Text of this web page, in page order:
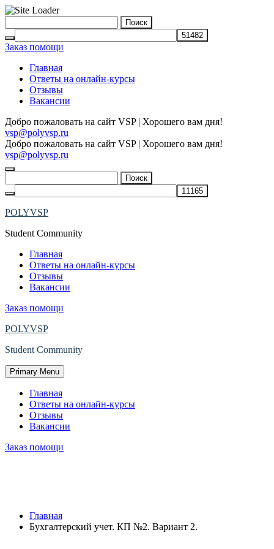
to
content
Заказ помощи
Главная
Ответы на онлайн-курсы
Отзывы
Вакансии
Добро пожаловать на сайт VSP | Хорошего вам дня!
vsp@polyvsp.ru
Добро пожаловать на сайт VSP | Хорошего вам дня!
vsp@polyvsp.ru
POLYVSP
Student Community
Главная
Ответы на онлайн-курсы
Отзывы
Вакансии
Заказ помощи
POLYVSP
Student Community
Primary Menu
Главная
Ответы на онлайн-курсы
Отзывы
Вакансии
Заказ помощи
Главная
Бухгалтерский учет. КП №2. Вариант 2.